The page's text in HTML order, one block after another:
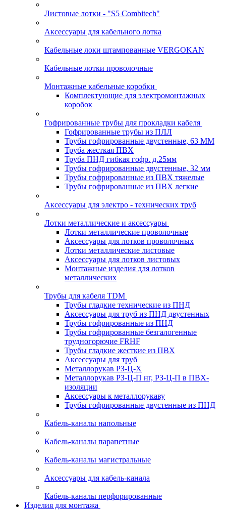
Листовые лотки - "S5 Combitech"
Аксессуары для кабельного лотка
Кабельные локи штампованные VERGOKAN
Кабельные лотки проволочные
Монтажные кабельные коробки
Комплектующие для электромонтажных
коробок
Гофрированные трубы для прокладки кабеля
Гофрированные трубы из ПЛЛ
Трубы гофрированные двустенные, 63 ММ
Труба жесткая ПВХ
Труба ПНД гибкая гофр. д.25мм
Трубы гофрированные двустенные, 32 мм
Трубы гофрированные из ПВХ тяжелые
Трубы гофрированные из ПВХ легкие
Аксессуары для электро - технических труб
Лотки металлические и аксессуары
Лотки металлические проволочные
Аксессуары для лотков проволочных
Лотки металлические листовые
Аксессуары для лотков листовых
Монтажные изделия для лотков
металлических
Трубы для кабеля TDM
Трубы гладкие технические из ПНД
Аксессуары для труб из ПНД двустенных
Трубы гофрированные из ПНД
Трубы гофрированные безгалогенные
трудногорючие FRHF
Трубы гладкие жесткие из ПВХ
Аксессуары для труб
Металлорукав РЗ-Ц-Х
Металлорукав РЗ-Ц-П нг, РЗ-Ц-П в ПВХ-
изоляции
Аксессуары к металлорукаву
Трубы гофрированные двустенные из ПНД
Кабель-каналы напольные
Кабель-каналы парапетные
Кабель-каналы магистральные
Аксессуары для кабель-канала
Кабель-каналы перфорированные
Изделия для монтажа